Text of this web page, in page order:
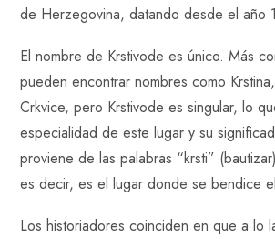
de Herzegovina, datando desde el año
El nombre de Krstivode es único. Más
pueden encontrar nombres como
Crkvice, pero Krstivode es singular, lo
especialidad de este lugar y su
proviene de las palabras “krsti”
es decir, es el lugar donde se bendice
Los historiadores coinciden en que a lo